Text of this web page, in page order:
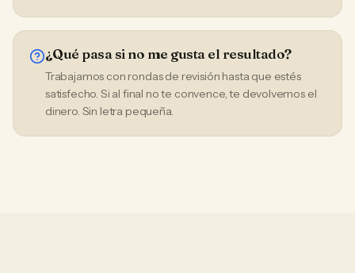
¿Qué pasa si no me gusta el resultado?
Trabajamos con rondas de revisión hasta que estés
satisfecho. Si al final no te convence, te devolvemos el
dinero. Sin letra pequeña.